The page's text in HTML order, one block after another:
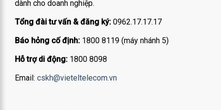
dành cho doanh nghiệp.
Tổng đài tư vấn & đăng ký: 0962.17.17.17
Báo hỏng cố định: 1800 8119 (máy nhánh 5)
Hỗ trợ di động: 1800 8098
Email: cskh@vieteltelecom.vn